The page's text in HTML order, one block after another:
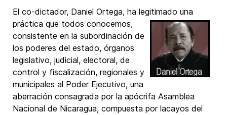
El co-dictador, Daniel Ortega, ha legitimado una
práctica que todos conocemos,
consistente en la subordinación de
los poderes del estado, órganos
legislativo, judicial, electoral, de
control y fiscalización, regionales y
municipales al Poder Ejecutivo, una
aberración consagrada por la apócrifa Asamblea
Nacional de Nicaragua, compuesta por lacayos del